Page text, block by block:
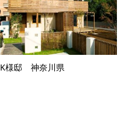
K様邸 神奈川県